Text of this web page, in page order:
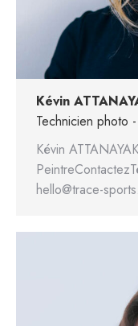
Kévin
Technicien photo
Kévin
hello@trace-